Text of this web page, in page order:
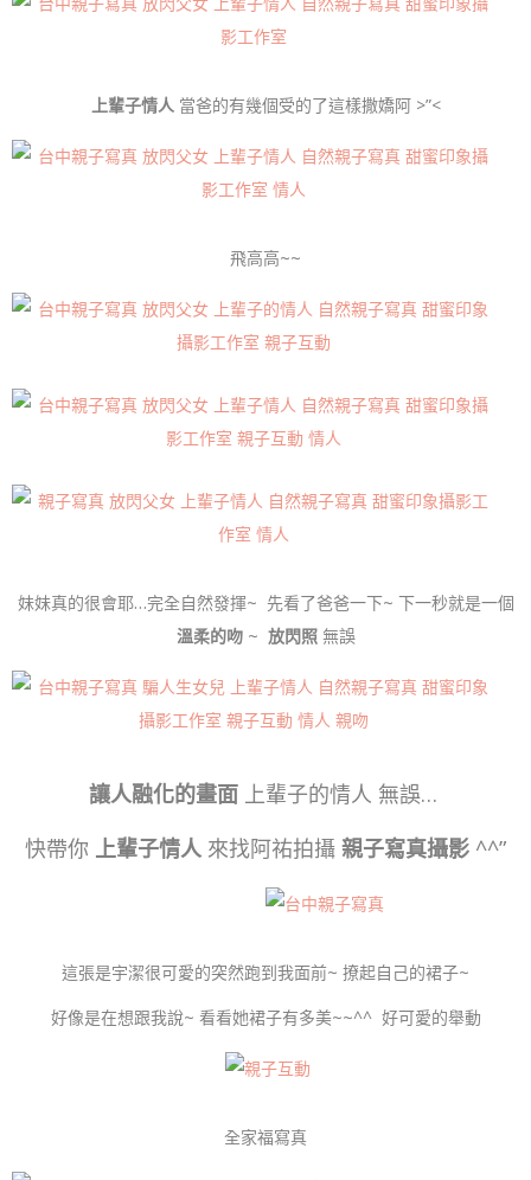
上輩子情人當爸的有幾個受的了這樣撒嬌阿 >”<
飛高高~~
妹妹真的很會耶…完全自然發揮~ 先看了爸爸一下~ 下一秒就是一個
溫柔的吻 ~ 放閃照無誤
讓人融化的畫面上輩子的情人 無誤…
快帶你 上輩子情人 來找阿祐拍攝 親子寫真攝影 ^^”
這張是宇潔很可愛的突然跑到我面前~ 撩起自己的裙子~
好像是在想跟我說~ 看看她裙子有多美~~^^ 好可愛的舉動
全家福寫真